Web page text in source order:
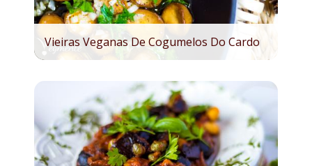
Vieiras Veganas De Cogumelos Do Cardo